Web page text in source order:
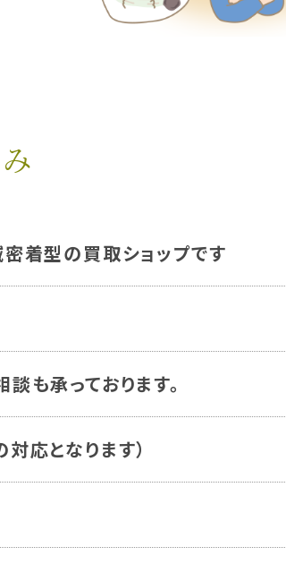
着型の買取ショップです
も承っております。
応となります）